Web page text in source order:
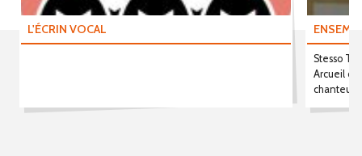
L'ÉCRIN VOCAL
Stesso
Arcueil
chanteurs